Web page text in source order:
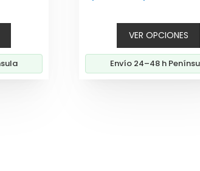
VER OPCIONES
Envío 24–48 h